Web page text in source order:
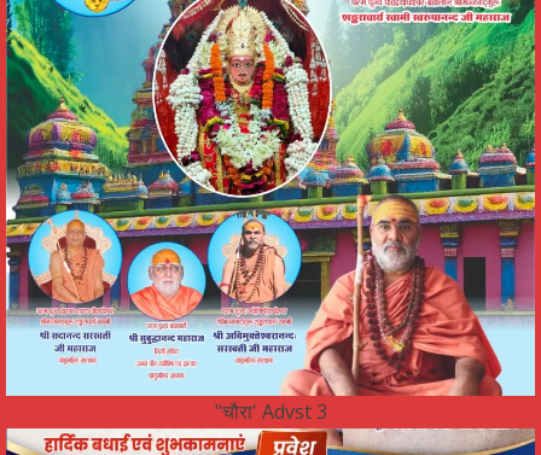
"चौरा' Advst 3